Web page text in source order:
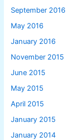
September 2016
May 2016
January 2016
November 2015
June 2015
May 2015
April 2015
January 2015
January 2014